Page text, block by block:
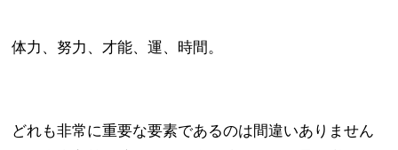
体力、努力、才能、運、時間。
どれも非常に重要な要素であるのは間違いありません